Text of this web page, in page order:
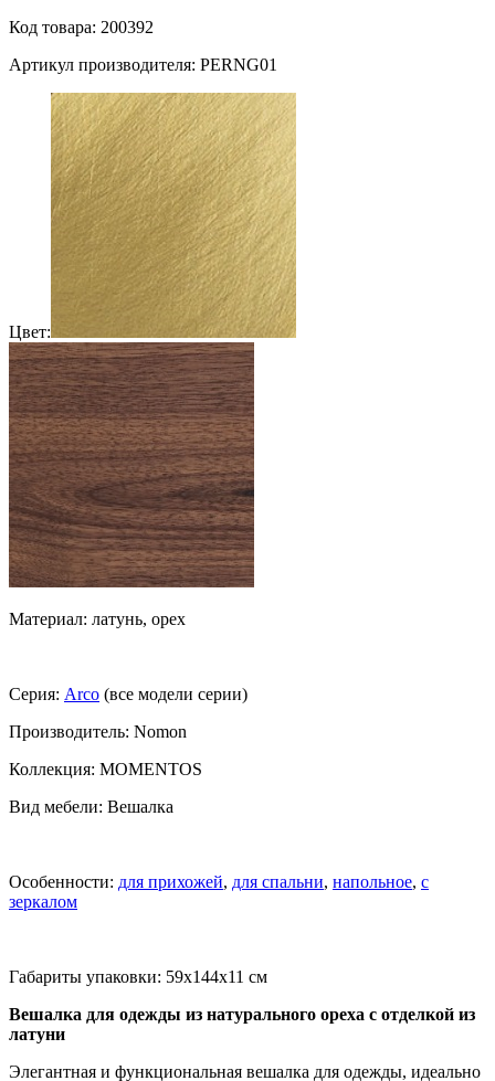
Код товара: 200392
Артикул производителя: PERNG01
Цвет:
Материал: латунь, орех
Серия: Arco (все модели серии)
Производитель: Nomon
Коллекция: MOMENTOS
Вид мебели: Вешалка
Особенности: для прихожей, для спальни, напольное, с
зеркалом
Габариты упаковки: 59x144x11 см
Вешалка для одежды из натурального ореха с отделкой из
латуни
Элегантная и функциональная вешалка для одежды, идеально